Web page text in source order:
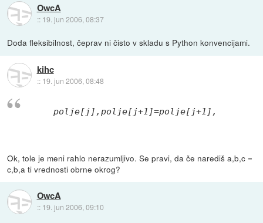
OwcA
:: 19. jun 2006, 08:37
Doda fleksibilnost, čeprav ni čisto v skladu s Python konvencijami.
kihc
:: 19. jun 2006, 08:48
polje[j],polje[j+1]=polje[j+1],polje[j]
Ok, tole je meni rahlo nerazumljivo. Se pravi, da če narediš a,b,c =
c,b,a ti vrednosti obrne okrog?
OwcA
:: 19. jun 2006, 09:10